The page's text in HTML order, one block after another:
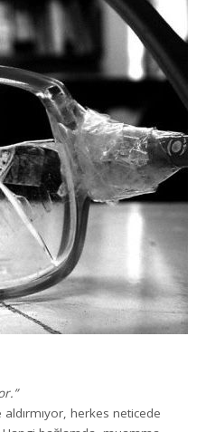
herkes neticede